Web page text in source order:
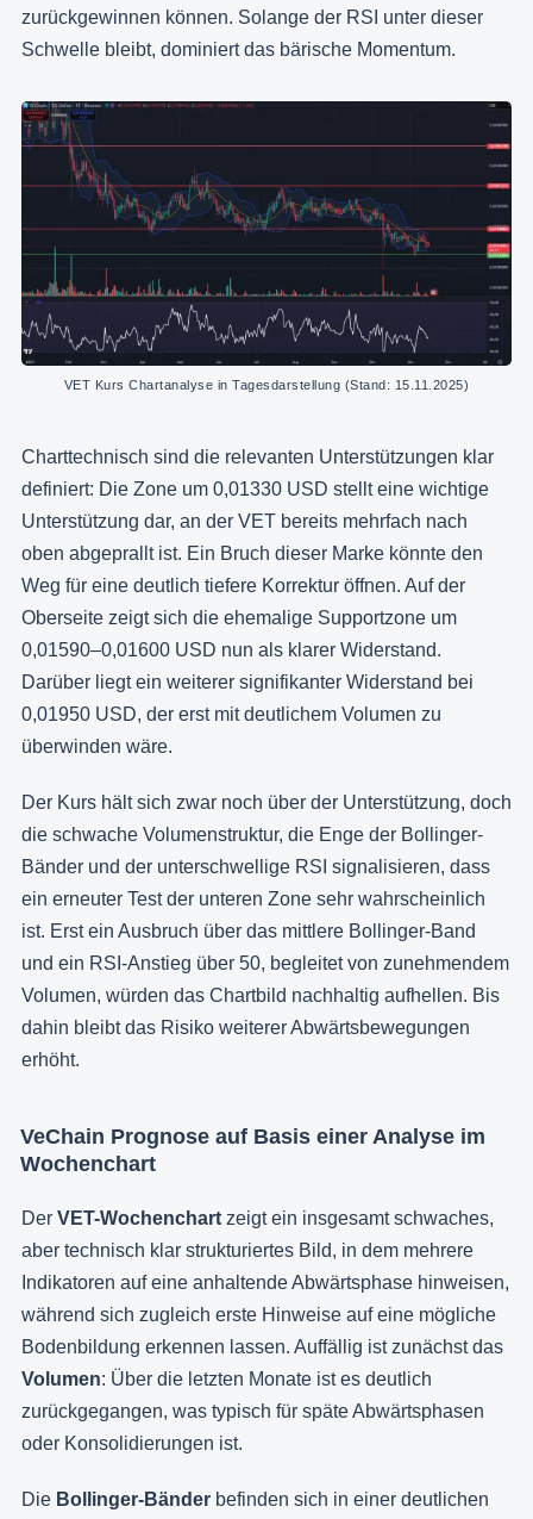
zurückgewinnen können. Solange der RSI unter dieser
Schwelle bleibt, dominiert das bärische Momentum.
VET Kurs Chartanalyse in Tagesdarstellung (Stand: 15.11.2025)
Charttechnisch sind die relevanten Unterstützungen klar
definiert: Die Zone um 0,01330 USD stellt eine wichtige
Unterstützung dar, an der VET bereits mehrfach nach
oben abgeprallt ist. Ein Bruch dieser Marke könnte den
Weg für eine deutlich tiefere Korrektur öffnen. Auf der
Oberseite zeigt sich die ehemalige Supportzone um
0,01590–0,01600 USD nun als klarer Widerstand.
Darüber liegt ein weiterer signifikanter Widerstand bei
0,01950 USD, der erst mit deutlichem Volumen zu
überwinden wäre.
Der Kurs hält sich zwar noch über der Unterstützung, doch
die schwache Volumenstruktur, die Enge der Bollinger-
Bänder und der unterschwellige RSI signalisieren, dass
ein erneuter Test der unteren Zone sehr wahrscheinlich
ist. Erst ein Ausbruch über das mittlere Bollinger-Band
und ein RSI-Anstieg über 50, begleitet von zunehmendem
Volumen, würden das Chartbild nachhaltig aufhellen. Bis
dahin bleibt das Risiko weiterer Abwärtsbewegungen
erhöht.
VeChain Prognose auf Basis einer Analyse im
Wochenchart
Der VET-Wochenchart zeigt ein insgesamt schwaches,
aber technisch klar strukturiertes Bild, in dem mehrere
Indikatoren auf eine anhaltende Abwärtsphase hinweisen,
während sich zugleich erste Hinweise auf eine mögliche
Bodenbildung erkennen lassen. Auffällig ist zunächst das
Volumen: Über die letzten Monate ist es deutlich
zurückgegangen, was typisch für späte Abwärtsphasen
oder Konsolidierungen ist.
Die Bollinger-Bänder befinden sich in einer deutlichen